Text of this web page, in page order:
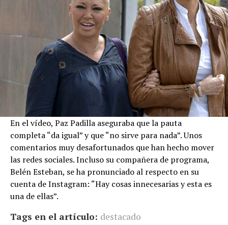
En el vídeo, Paz Padilla aseguraba que la pauta
completa “da igual” y que “no sirve para nada”. Unos
comentarios muy desafortunados que han hecho mover
las redes sociales. Incluso su compañera de programa,
Belén Esteban, se ha pronunciado al respecto en su
cuenta de Instagram: “Hay cosas innecesarias y esta es
una de ellas”.
Tags en el artículo: destacado